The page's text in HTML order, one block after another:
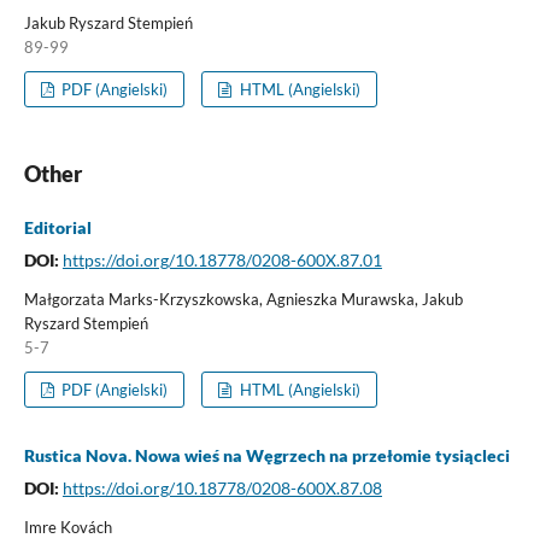
Jakub Ryszard Stempień
89-99
PDF (Angielski) HTML (Angielski)
Other
Editorial
DOI: https://doi.org/10.18778/0208-600X.87.01
Małgorzata Marks-Krzyszkowska, Agnieszka Murawska, Jakub
Ryszard Stempień
5-7
PDF (Angielski) HTML (Angielski)
Rustica Nova. Nowa wieś na Węgrzech na przełomie tysiącleci
DOI: https://doi.org/10.18778/0208-600X.87.08
Imre Kovách